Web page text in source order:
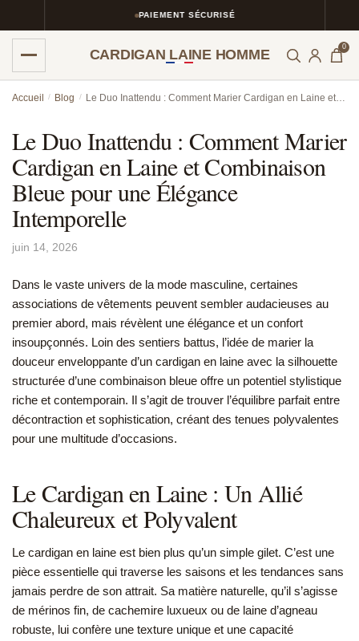
PAIEMENT SÉCURISÉ
CARDIGAN LAINE HOMME 0
Accueil / Blog / Le Duo Inattendu : Comment Marier Cardigan en Laine et Combinaison Bleue pour une Élégance Intemporelle
Le Duo Inattendu : Comment Marier
Cardigan en Laine et Combinaison
Bleue pour une Élégance
Intemporelle
juin 14, 2026
Dans le vaste univers de la mode masculine, certaines
associations de vêtements peuvent sembler audacieuses au
premier abord, mais révèlent une élégance et un confort
insoupçonnés. Loin des sentiers battus, l’idée de marier la
douceur enveloppante d’un cardigan en laine avec la silhouette
structurée d’une combinaison bleue offre un potentiel stylistique
riche et contemporain. Il s’agit de trouver l’équilibre parfait entre
décontraction et sophistication, créant des tenues polyvalentes
pour une multitude d’occasions.
Le Cardigan en Laine : Un Allié
Chaleureux et Polyvalent
Le cardigan en laine est bien plus qu’un simple gilet. C’est une
pièce essentielle qui traverse les saisons et les tendances sans
jamais perdre de son attrait. Sa matière naturelle, qu’il s’agisse
de mérinos fin, de cachemire luxueux ou de laine d’agneau
robuste, lui confère une texture unique et une capacité